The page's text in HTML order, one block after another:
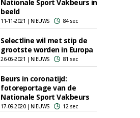
Nationale Sport Vakbeurs in
beeld
11-11-2021 | NIEUWS 84 sec
Selectline wil met stip de
grootste worden in Europa
26-05-2021 | NIEUWS 81 sec
Beurs in coronatijd:
fotoreportage van de
Nationale Sport Vakbeurs
17-09-2020 | NIEUWS 12 sec